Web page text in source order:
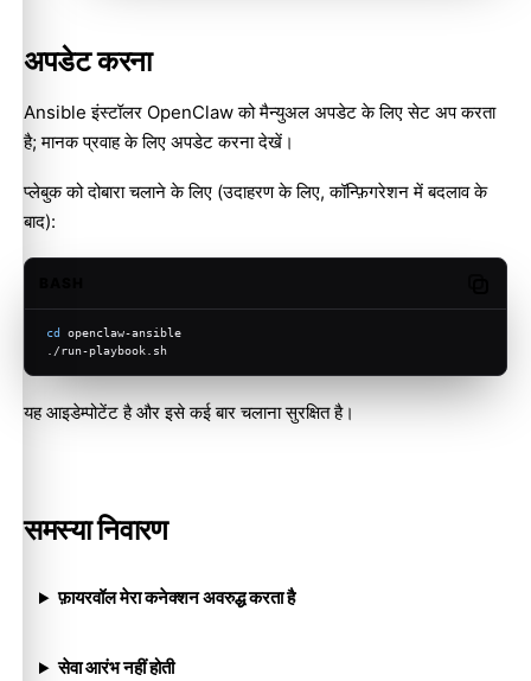
अपडेट करना
Ansible इंस्टॉलर OpenClaw को मैन्युअल अपडेट के लिए सेट अप करता
है; मानक प्रवाह के लिए अपडेट करनादेखें।
प्लेबुक को दोबारा चलाने के लिए (उदाहरण के लिए, कॉन्फ़िगरेशन में बदलाव के
बाद):
cd openclaw-ansible
./run-playbook.sh
यह आइडेम्पोटेंट है और इसे कई बार चलाना सुरक्षित है।
समस्या निवारण
फ़ायरवॉल मेरा कनेक्शन अवरुद्ध करता है
सेवा आरंभ नहीं होती